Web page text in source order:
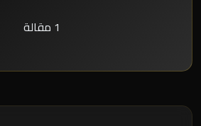
1 مقالة